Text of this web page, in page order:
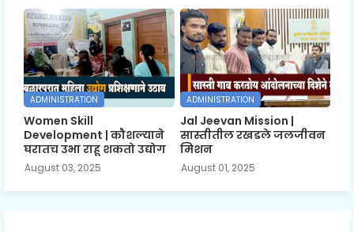
ADMINISTRATION
Women Skill
Development | कौशल्याने
घरातच उभा राहू शकतो उद्योग
August 03, 2025
ADMINISTRATION
Jal Jeevan Mission |
सास्तीतील रखडले जलजीवन
मिशन
August 01, 2025